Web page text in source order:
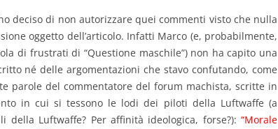
deciso di non autorizzare quei commenti visto che nulla
oggetto dell’articolo. Infatti Marco (e, probabilmente,
di frustrati di “Questione maschile”) non ha capito una
né delle argomentazioni che stavo confutando, come
parole del commentatore del forum machista, scritte in
in cui si tessono le lodi dei piloti della Luftwaffe (a
della Luftwaffe? Per affinità ideologica, forse?): “Morale